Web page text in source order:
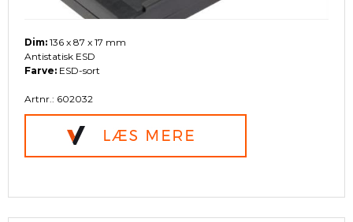
Dim: 136 x 87 x 17 mm
Antistatisk ESD
Farve: ESD-sort
Artnr.: 602032